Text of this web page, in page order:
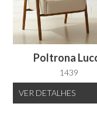
Poltrona
1439
VER DETALHES